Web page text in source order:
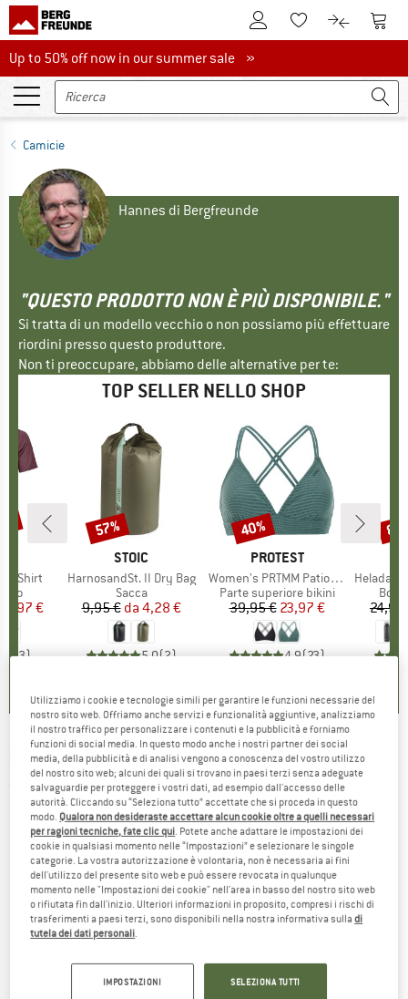
Al conto clienteAlla lista
Al Al
Up to 50% off now in our summer sale
Up to 50% off now in our summer sale »
Camicie
Hannes di Bergfreunde
"QUESTO PRODOTTO NON È PIÙ DISPONIBILE."
Si tratta di un modello vecchio o non possiamo più effettuare
riordini presso questo produttore.
Non ti preoccupare, abbiamo delle alternative per te:
TOP SELLER NELLO SHOP
T-Shirt
ridotto
€
(3)
MARCHIO
STOIC
Articolo
HarnosandSt. II Dry Bag
Gruppo di prodotti
Sacca
Prezzo
9,95 € Prezzo ridotto
da 4,28 €
5,0(2)
Sconto
57%
MARCHIO
PROTEST
Articolo
Women's PRTMM Patio Triangle
Gruppo di prodotti
Parte superiore bikini
Prezzo
39,95 €Prezzo ridotto
23,97 €
4,9(23)
Sconto
40%
Articolo
HeladagenSt.
24,95
FILSON -Twin Lakes Sport Shirt - Camicia
(0)
Utilizziamo i cookie e tecnologie simili per garantire le funzioni necessarie del
nostro sito web. Offriamo anche servizi e funzionalità aggiuntive, analizziamo
il nostro traffico per personalizzare i contenuti e la pubblicità e forniamo
funzioni di social media. In questo modo anche i nostri partner dei social
media, della pubblicità e di analisi vengono a conoscenza del vostro utilizzo
del nostro sito web; alcuni dei quali si trovano in paesi terzi senza adeguate
salvaguardie per proteggere i vostri dati, ad esempio dall'accesso delle
autorità. Cliccando su “Seleziona tutto” accettate che si proceda in questo
modo. Qualora non desideraste accettare alcun cookie oltre a quelli necessari
per ragioni tecniche, fate clic qui . Potete anche adattare le impostazioni dei
cookie in qualsiasi momento nelle “Impostazioni” e selezionare le singole
categorie. La vostra autorizzazione è volontaria, non è necessaria ai fini
dell'utilizzo del presente sito web e può essere revocata in qualunque
momento nelle "Impostazioni dei cookie" nell'area in basso del nostro sito web
o rifiutata fin dall'inizio. Ulteriori informazioni in proposito, compresi i rischi di
trasferimenti a paesi terzi, sono disponibili nella nostra informativa sulladi
tutela dei dati personali
IMPOSTAZIONI SELEZIONA TUTTI